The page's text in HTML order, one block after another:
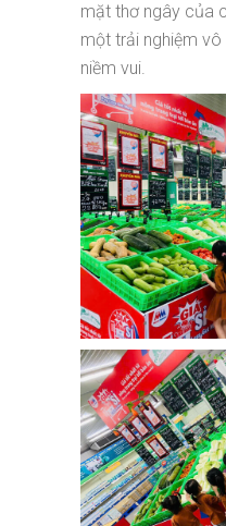
mặt thơ ngây của
một trải nghiệm vô
niềm vui.